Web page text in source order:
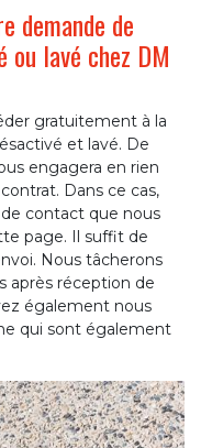
demande de
ou lavé chez DM
gratuitement à la
et lavé. De
engagera en rien
Dans ce cas,
contact que nous
page. Il suffit de
Nous tâcherons
après réception de
également nous
qui sont également